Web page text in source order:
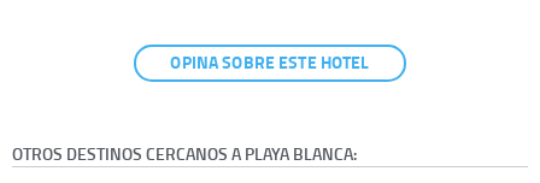
OPINA SOBRE ESTE HOTEL
OTROS DESTINOS CERCANOS A PLAYA BLANCA: